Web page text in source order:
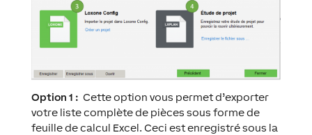
Option 1 : Cette option vous permet d’exporter
votre liste complète de pièces sous forme de
feuille de calcul Excel. Ceci est enregistré sous la